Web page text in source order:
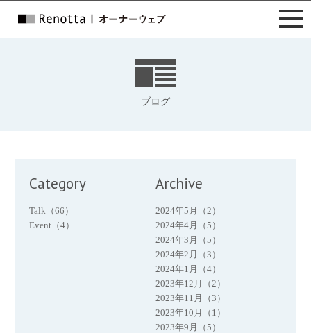
ブログ
Category
Talk（66）
Event（4）
Archive
2024年5月（2）
2024年4月（5）
2024年3月（5）
2024年2月（3）
2024年1月（4）
2023年12月（2）
2023年11月（3）
2023年10月（1）
2023年9月（5）